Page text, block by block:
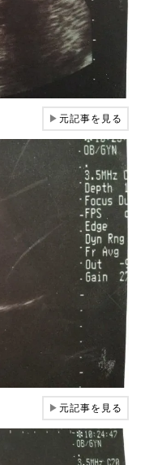
▶元記事を見る
▶元記事を見る